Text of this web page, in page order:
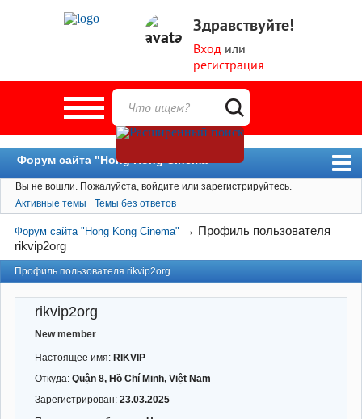
Здравствуйте!
Вход или
регистрация
Форум сайта "Hong Kong Cinema"
Форум
Новости
Пользователи
Поиск
Вы не вошли. Пожалуйста, войдите или зарегистрируйтесь.
Активные темы
Темы без ответов
Форум сайта "Hong Kong Cinema" → Профиль пользователя
rikvip2org
Профиль пользователя rikvip2org
rikvip2org
New member
Настоящее имя: RIKVIP
Откуда: Quận 8, Hồ Chí Minh, Việt Nam
Зарегистрирован: 23.03.2025